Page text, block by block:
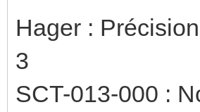
Hager :
3
SCT-013-000 :